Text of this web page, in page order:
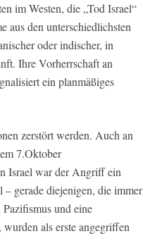
im Westen, die „Tod Israel“
aus den unterschiedlichsten
oder indischer, in
Ihre Vorherrschaft an
ein planmäßiges
zerstört werden. Auch an
7.Oktober
Israel war der Angriff ein
gerade diejenigen, die immer
und eine
als erste angegriffen